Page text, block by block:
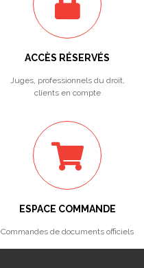
ACCÈS RÉSERVÉS
Juges, professionnels du droit,
clients en compte
ESPACE COMMANDE
Commandes de documents officiels